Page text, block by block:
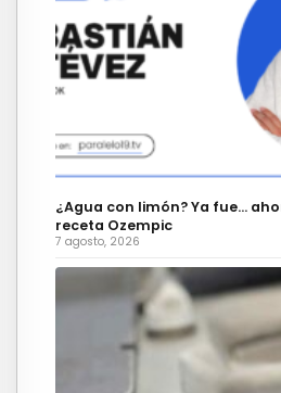
¿Agua con limón? Ya fue…
receta Ozempic
7 agosto, 2026